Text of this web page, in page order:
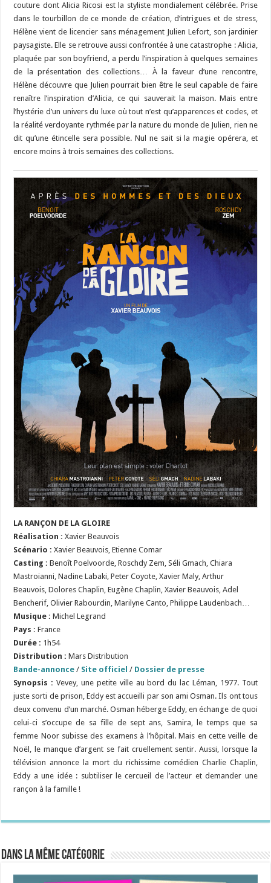
couture dont Alicia Ricosi est la styliste mondialement célébrée. Prise
dans le tourbillon de ce monde de création, d’intrigues et de stress,
Hélène vient de licencier sans ménagement Julien Lefort, son jardinier
paysagiste. Elle se retrouve aussi confrontée à une catastrophe : Alicia,
plaquée par son boyfriend, a perdu l’inspiration à quelques semaines
de la présentation des collections… À la faveur d’une rencontre,
Hélène découvre que Julien pourrait bien être le seul capable de faire
renaître l’inspiration d’Alicia, ce qui sauverait la maison. Mais entre
l’hystérie d’un univers du luxe où tout n’est qu’apparences et codes, et
la réalité verdoyante rythmée par la nature du monde de Julien, rien ne
dit qu’une étincelle sera possible. Nul ne sait si la magie opérera, et
encore moins à trois semaines des collections.
LA RANÇON DE LA GLOIRE
Réalisation :Xavier Beauvois
Scénario : Xavier Beauvois, Etienne Comar
Casting : Benoît Poelvoorde, Roschdy Zem, Séli Gmach, Chiara
Mastroianni, Nadine Labaki, Peter Coyote, Xavier Maly, Arthur
Beauvois, Dolores Chaplin, Eugène Chaplin, Xavier Beauvois, Adel
Bencherif, Olivier Rabourdin, Marilyne Canto, Philippe Laudenbach…
Musique : Michel Legrand
Pays : France
Durée : 1h54
Distribution : Mars Distribution
Bande-annonce / Site officiel / Dossier de presse
Synopsis : Vevey, une petite ville au bord du lac Léman, 1977. Tout
juste sorti de prison, Eddy est accueilli par son ami Osman. Ils ont tous
deux convenu d’un marché. Osman héberge Eddy, en échange de quoi
celui-ci s’occupe de sa fille de sept ans, Samira, le temps que sa
femme Noor subisse des examens à l’hôpital. Mais en cette veille de
Noël, le manque d’argent se fait cruellement sentir. Aussi, lorsque la
télévision annonce la mort du richissime comédien Charlie Chaplin,
Eddy a une idée : subtiliser le cercueil de l’acteur et demander une
rançon à la famille !
Dans la même catégorie